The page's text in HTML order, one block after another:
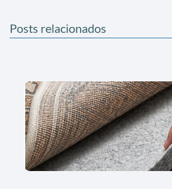
Posts relacionados